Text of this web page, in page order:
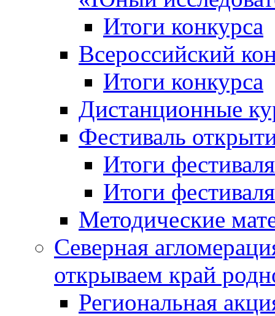
Итоги конкурса
Всероссийский
Итоги конкурса
Дистанционные
Фестиваль
Итоги
Итоги
Методические
Северная
открываем край
Региональная